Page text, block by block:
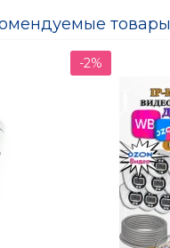
товары
-2%